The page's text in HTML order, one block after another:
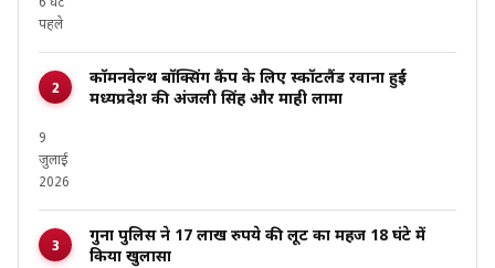
पहले
कॉमनवेल्थ बॉक्सिंग कैंप के लिए स्कॉटलैंड रवाना हुईं
मध्यप्रदेश की अंजली सिंह और माही लामा
9
जुलाई
2026
गुना पुलिस ने 17 लाख रुपये की लूट का महज 18 घंटे में
किया खुलासा